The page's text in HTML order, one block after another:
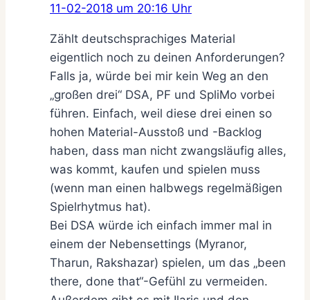
11-02-2018 um 20:16 Uhr
Zählt deutschsprachiges Material
eigentlich noch zu deinen Anforderungen?
Falls ja, würde bei mir kein Weg an den
„großen drei“ DSA, PF und SpliMo vorbei
führen. Einfach, weil diese drei einen so
hohen Material-Ausstoß und -Backlog
haben, dass man nicht zwangsläufig alles,
was kommt, kaufen und spielen muss
(wenn man einen halbwegs regelmäßigen
Spielrhytmus hat).
Bei DSA würde ich einfach immer mal in
einem der Nebensettings (Myranor,
Tharun, Rakshazar) spielen, um das „been
there, done that“-Gefühl zu vermeiden.